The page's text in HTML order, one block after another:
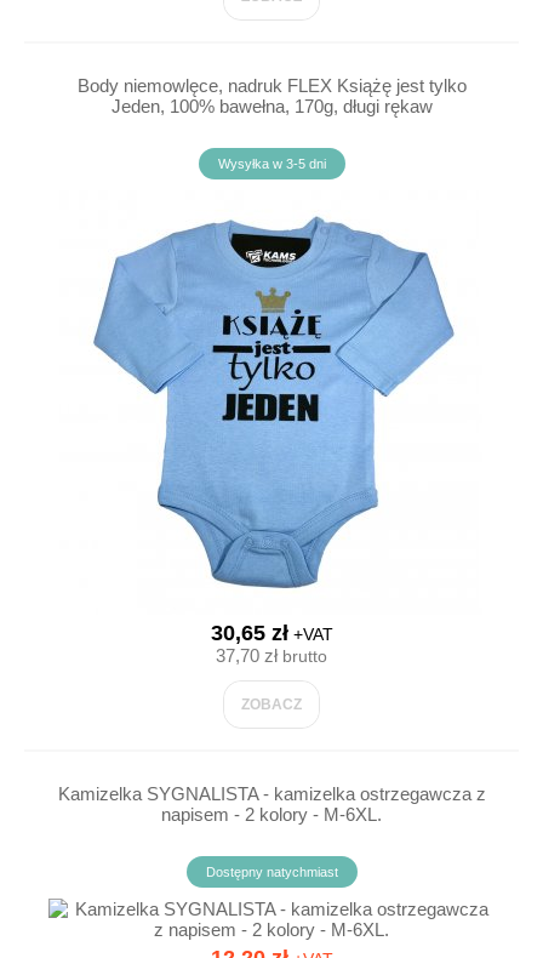
Body niemowlęce, nadruk FLEX Książę jest tylko
Jeden, 100% bawełna, 170g, długi rękaw
Wysyłka w 3-5 dni
30,65 zł+VAT
37,70 złbrutto
ZOBACZ
Kamizelka SYGNALISTA - kamizelka ostrzegawcza z
napisem - 2 kolory - M-6XL.
Dostępny natychmiast